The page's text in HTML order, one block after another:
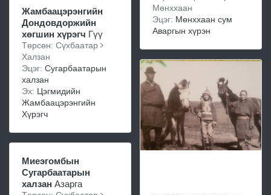
Жамбаацэрэнгийн
Дондовдоржийн
хөгшин хүрэгч Гүү
Төрсөн: Сүхбаатар
Халзан
Эцэг: Сугарбаатарын
халзан
Эх: Цэгмидийн
Жамбаацэрэнгийн
Хүрэгч
Миеэгомбын
Сугарбаатарын
халзан Азарга
Мөнххаан
Эцэг: Мөнххаан сум
Аваргын хүрэн